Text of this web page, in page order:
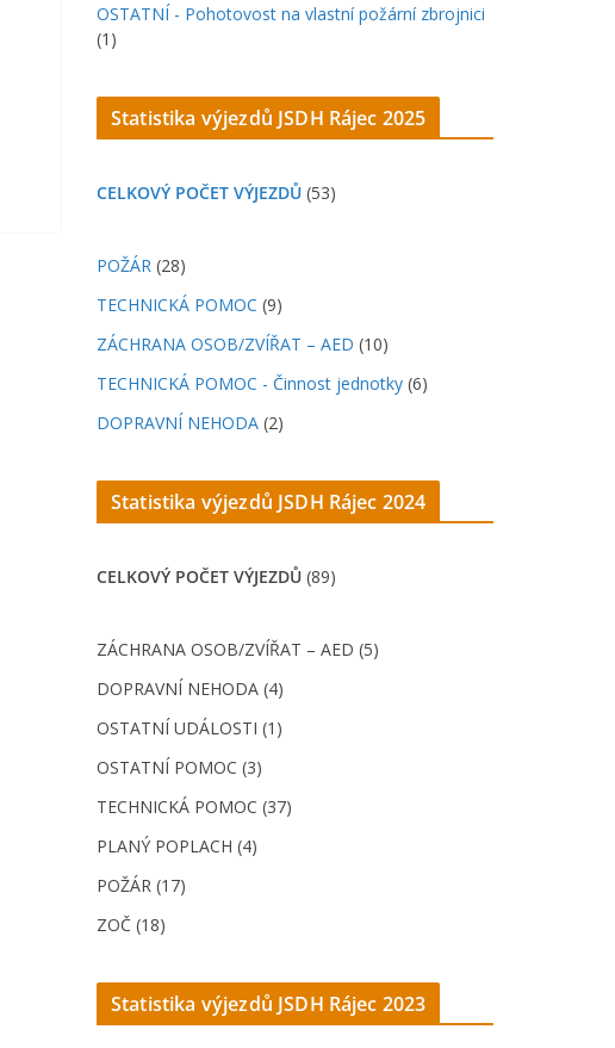
OSTATNÍ - Pohotovost na vlastní požární zbrojnici
(1)
Statistika výjezdů JSDH Rájec 2025
CELKOVÝ POČET VÝJEZDŮ (53)
POŽÁR (28)
TECHNICKÁ POMOC (9)
ZÁCHRANA OSOB/ZVÍŘAT – AED (10)
TECHNICKÁ POMOC - Činnost jednotky (6)
DOPRAVNÍ NEHODA (2)
Statistika výjezdů JSDH Rájec 2024
CELKOVÝ POČET VÝJEZDŮ (89)
ZÁCHRANA OSOB/ZVÍŘAT – AED (5)
DOPRAVNÍ NEHODA (4)
OSTATNÍ UDÁLOSTI (1)
OSTATNÍ POMOC (3)
TECHNICKÁ POMOC (37)
PLANÝ POPLACH (4)
POŽÁR (17)
ZOČ (18)
Statistika výjezdů JSDH Rájec 2023